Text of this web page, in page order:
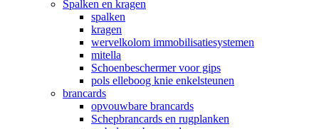
Spalken en kragen
spalken
kragen
wervelkolom immobilisatiesystemen
mitella
Schoenbeschermer voor gips
pols elleboog knie enkelsteunen
brancards
opvouwbare brancards
Schepbrancards en rugplanken